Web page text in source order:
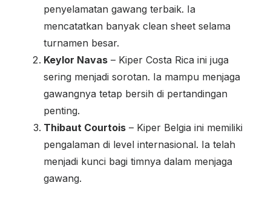
penyelamatan gawang terbaik. Ia
mencatatkan banyak clean sheet selama
turnamen besar.
Keylor Navas – Kiper Costa Rica ini juga
sering menjadi sorotan. Ia mampu menjaga
gawangnya tetap bersih di pertandingan
penting.
Thibaut Courtois – Kiper Belgia ini memiliki
pengalaman di level internasional. Ia telah
menjadi kunci bagi timnya dalam menjaga
gawang.